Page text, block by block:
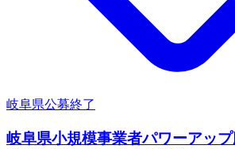
岐阜県公募終了
岐阜県小規模事業者パワーアッ